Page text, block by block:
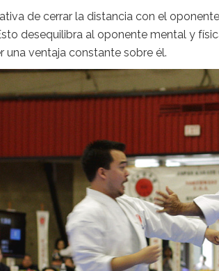
de cerrar la distancia con el
desequilibra al oponente mental y
una ventaja constante sobre él.